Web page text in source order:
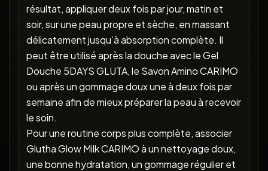
résultat, appliquer deux fois par jour, matin et
soir, sur une peau propre et sèche, en massant
délicatement jusqu’à absorption complète. Il
peut être utilisé après la douche avec le Gel
Douche 5DAYS GLUTA, le Savon Amino CARIMO
ou après un gommage doux une à deux fois par
semaine afin de mieux préparer la peau à recevoir
le soin.
Pour une routine corps plus complète, associer
Glutha Glow Milk CARIMO à un nettoyage doux,
une bonne hydratation, un gommage régulier et